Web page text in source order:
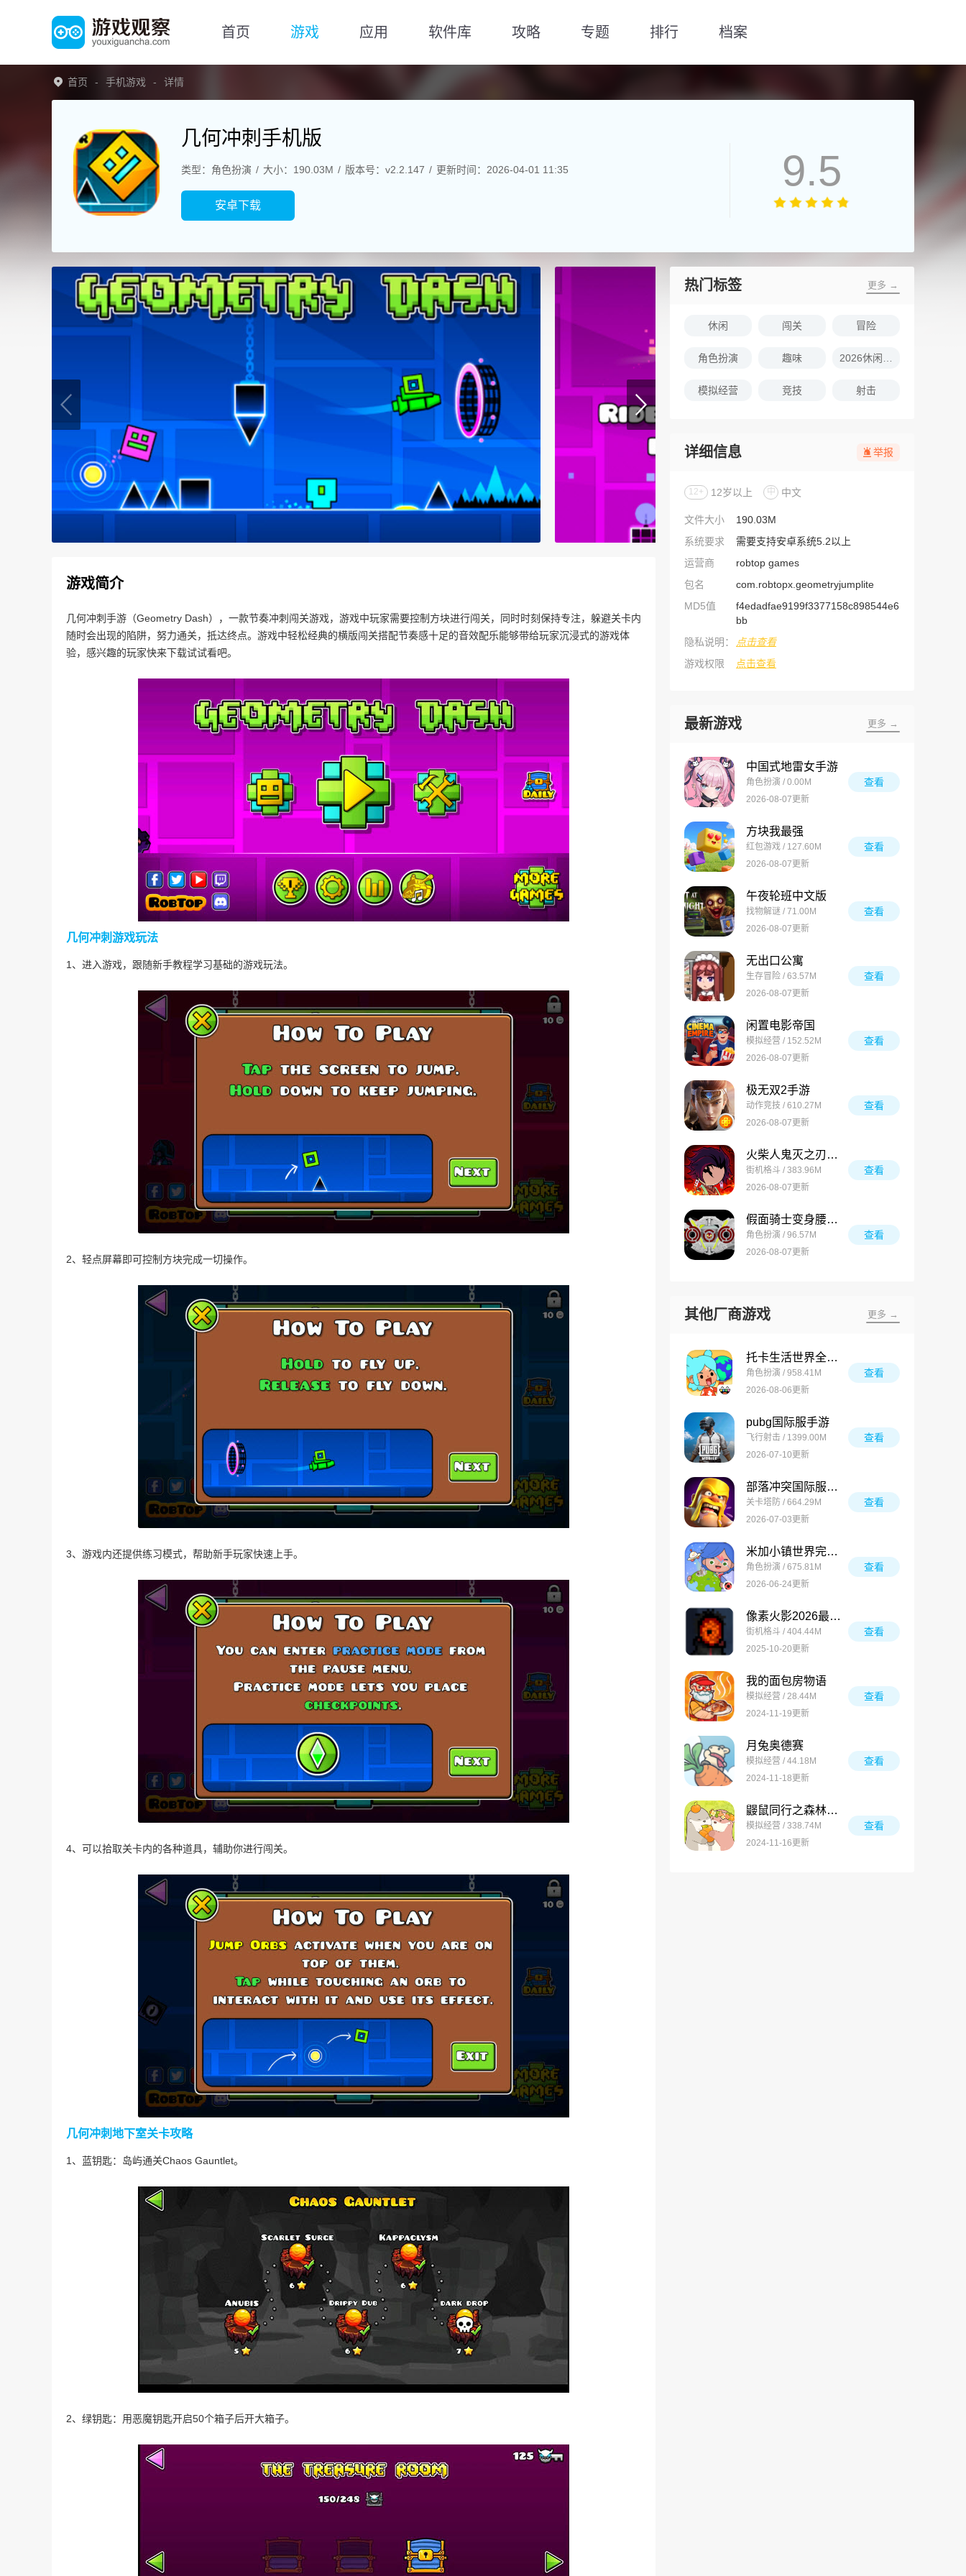
首页 游戏 应用 软件库 攻略 专题 排行 档案
首页 手机游戏 详情
几何冲刺手机版
类型：角色扮演 大小：190.03M 版本号：v2.2.147 更新时间：2026-04-01 11:35
安卓下载
9.5
游戏简介
几何冲刺手游（Geometry Dash），一款节奏冲刺闯关游戏，游戏中玩家需要控制方块进行闯关，同时时刻保持专注，躲避关卡内
随时会出现的陷阱，努力通关，抵达终点。游戏中轻松经典的横版闯关搭配节奏感十足的音效配乐能够带给玩家沉浸式的游戏体
验，感兴趣的玩家快来下载试试看吧。
几何冲刺游戏玩法
1、进入游戏，跟随新手教程学习基础的游戏玩法。
2、轻点屏幕即可控制方块完成一切操作。
3、游戏内还提供练习模式，帮助新手玩家快速上手。
4、可以拾取关卡内的各种道具，辅助你进行闯关。
几何冲刺地下室关卡攻略
1、蓝钥匙：岛屿通关Chaos Gauntlet。
2、绿钥匙：用恶魔钥匙开启50个箱子后开大箱子。
热门标签 更多 →
休闲 闯关 冒险
角色扮演 趣味
模拟经营 竞技 射击
详细信息 举报
12+ 12岁以上 中 中文
文件大小
190.03M
系统要求
需要支持安卓系统5.2以上
运营商
robtop games
包名
com.robtopx.geometryjumplite
MD5值
f4edadfae9199f3377158c898544e6
bb
隐私说明：
点击查看
游戏权限
点击查看
最新游戏 更多 →
中国式地雷女手游
角色扮演 / 0.00M
2026-08-07更新
查看
方块我最强
红包游戏 / 127.60M
2026-08-07更新
查看
午夜轮班中文版
找物解谜 / 71.00M
2026-08-07更新
查看
无出口公寓
生存冒险 / 63.57M
2026-08-07更新
查看
闲置电影帝国
模拟经营 / 152.52M
2026-08-07更新
查看
极无双2手游
动作竞技 / 610.27M
2026-08-07更新
查看
火柴人鬼灭之刃游戏
街机格斗 / 383.96M
2026-08-07更新
查看
假面骑士变身腰带模拟器合集
角色扮演 / 96.57M
2026-08-07更新
查看
其他厂商游戏 更多 →
托卡生活世界全解锁版
角色扮演 / 958.41M
2026-08-06更新
查看
pubg国际服手游
飞行射击 / 1399.00M
2026-07-10更新
查看
部落冲突国际服最新版
关卡塔防 / 664.29M
2026-07-03更新
查看
米加小镇世界完整版
角色扮演 / 675.81M
2026-06-24更新
查看
像素火影2026最新版
街机格斗 / 404.44M
2025-10-20更新
查看
我的面包房物语
模拟经营 / 28.44M
2024-11-19更新
查看
月兔奥德赛
模拟经营 / 44.18M
2024-11-18更新
查看
鼹鼠同行之森林之家万圣节版
模拟经营 / 338.74M
2024-11-16更新
查看